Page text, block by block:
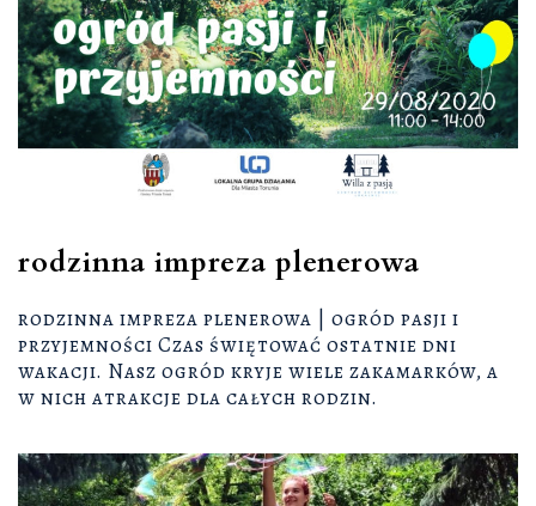
rodzinna impreza plenerowa
rodzinna impreza plenerowa | ogród pasji i
przyjemności Czas świętować ostatnie dni
wakacji. Nasz ogród kryje wiele zakamarków, a
w nich atrakcje dla całych rodzin.